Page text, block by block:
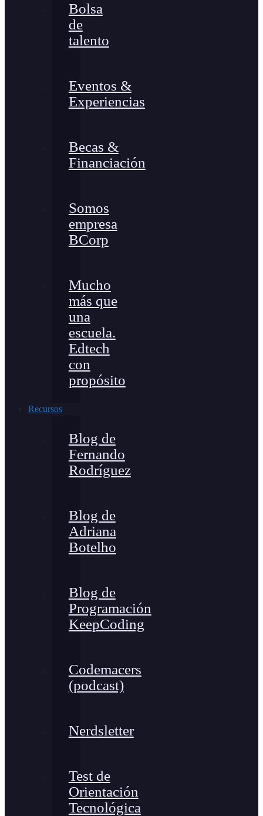
Bolsa
de
talento
Eventos &
Experiencias
Becas &
Financiación
Somos
empresa
BCorp
Mucho
más que
una
escuela.
Edtech
con
propósito
Recursos
Blog de
Fernando
Rodríguez
Blog de
Adriana
Botelho
Blog de
Programación
KeepCoding
Codemacers
(podcast)
Nerdsletter
Test de
Orientación
Tecnológica